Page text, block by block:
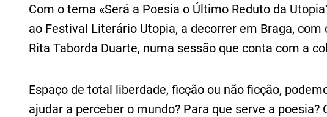
Com o tema «Será a Poesia o Último Reduto da
ao Festival Literário Utopia, a decorrer em Braga, com
Rita Taborda Duarte, numa sessão que conta com a
Espaço de total liberdade, ficção ou não ficção,
ajudar a perceber o mundo? Para que serve a poesia?